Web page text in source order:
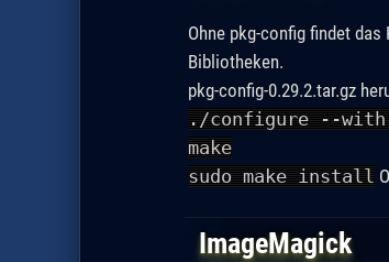
Ohne pkg-config findet
Bibliotheken.
pkg-config-0.29.2.tar.gz
./configure --
make
sudo make install
ImageMagick